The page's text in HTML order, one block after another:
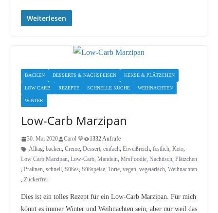
Weiterlesen
BACKEN DESSERTS & NACHSPEISEN KEKSE & PLÄTZCHEN
LOW CARB REZEPTE SCHNELLE KÜCHE WEIHNACHTEN
WINTER
Low-Carb Marzipan
30. Mai 2020 Carol 💙
1332 Aufrufe
Alltag, backen, Creme, Dessert, einfach, Eiweißreich, festlich, Keto,
Low Carb Marzipan, Low-Carb, Mandeln, MrsFoodie, Nachtisch, Plätzchen
, Pralinen, schnell, Süßes, Süßspeise, Torte, vegan, vegetarisch, Weihnachten
, Zuckerfrei
Dies ist ein tolles Rezept für ein Low-Carb Marzipan. Für mich
könnt es immer Winter und Weihnachten sein, aber nur weil das